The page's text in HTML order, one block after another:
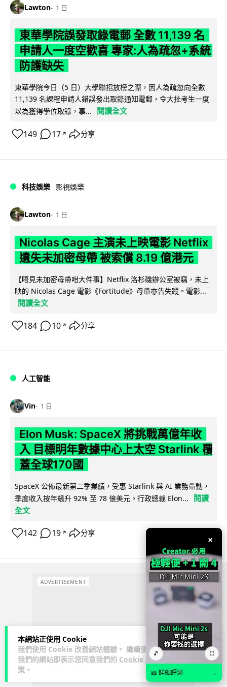
本網站正使用 Cookie
我們使用 Cookie 改善網站體驗。 繼續使用
我們的網站即表示您同意我們的 Cookie 政
策 。
Lawton 1 日
東華學院誤發取錄電郵 全數 11,139 名
申請人一度空歡喜 專家:人為疏忽+系統
防護缺失
東華學院今日（5 日）大學聯招放榜之際，因人為疏忽向全數
11,139 名課程申請人錯誤發出取錄通知電郵，令大批考生一度
以為獲得學位取錄，事...
閱讀全文
149 17 ↗ 分享
科技娛樂 影視娛樂
Lawton 1 日
Nicolas Cage 主演未上映電影 Netflix
遺失未加密母帶 被索償 8.19 億港元
【唔見未加密母帶咁大件事】Netflix 洛杉磯辦公室被竊，未上
映的 Nicolas Cage 電影《Fortitude》母帶亦告失蹤。電影...
閱讀全文
184 10 ↗ 分享
人工智能
Vin 1 日
Elon Musk: SpaceX 將挑戰萬億年收
入 目標明年數據中心上太空 Starlink 覆
蓋全球170國
SpaceX 公佈最新第二季業績，受惠 Starlink 與 AI 業務帶動，
季度收入按年飆升 92% 至 78 億美元。行政總裁 Elon...
閱讀
全文
142 19 ↗ 分享
ADVERTISEMENT
×
🎵 ⛶
📖 詳細評測 →